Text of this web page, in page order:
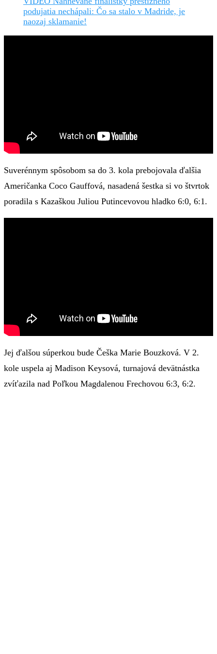
podujatia nechápali: Čo sa stalo v Madride, je
naozaj sklamanie!
Suverénnym spôsobom sa do 3. kola prebojovala ďalšia
Američanka Coco Gauffová, nasadená šestka si vo štvrtok
poradila s Kazaškou Juliou Putincevovou hladko 6:0, 6:1.
Jej ďalšou súperkou bude Češka Marie Bouzková. V 2.
kole uspela aj Madison Keysová, turnajová devätnástka
zvíťazila nad Poľkou Magdalenou Frechovou 6:3, 6:2.